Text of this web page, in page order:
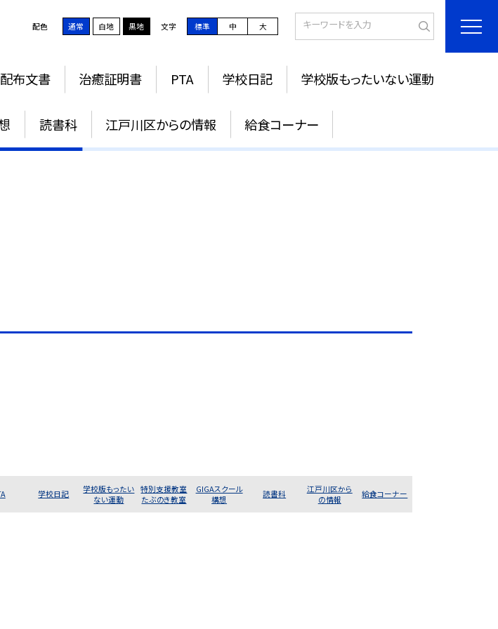
配色 通常 白地 黒地 文字 標準 中 大
配布文書 治癒証明書 PTA 学校日記 学校版もったいない運動
読書科 江戸川区からの情報 給食コーナー
証明書
学校日記
学校版もったい
ない運動
特別支援教室
たぶのき教室
GIGAスクール
構想
読書科
江戸川区から
の情報
給食コーナー